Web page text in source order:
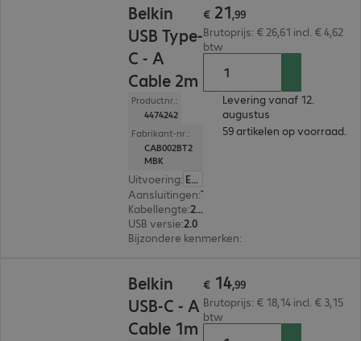
Belkin
USB Type-
C - A
Cable 2m
Productnr.:
4474242
Fabrikant-nr.:
CAB002BT2
MBK
Uitvoering: Europa
Aansluitingen:
Kabellengte: 2 m
USB versie:2.0
Bijzondere kenmerken:
€ 21,99
Brutoprijs: € 26,61 incl. € 4,62
btw
Levering vanaf 12.
augustus
59 artikelen op voorraad.
Belkin
USB-C - A
Cable 1m
€ 14,99
Brutoprijs: € 18,14 incl. € 3,15
btw